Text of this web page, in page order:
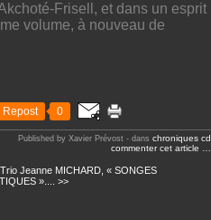
Frisell, et dans un esprit
volume, à nouveau de
Repost 0
Published by Xavier Prévost - dans chroniques cd
commenter cet article
Jeanne MICHARD, « SONGES
».... >>